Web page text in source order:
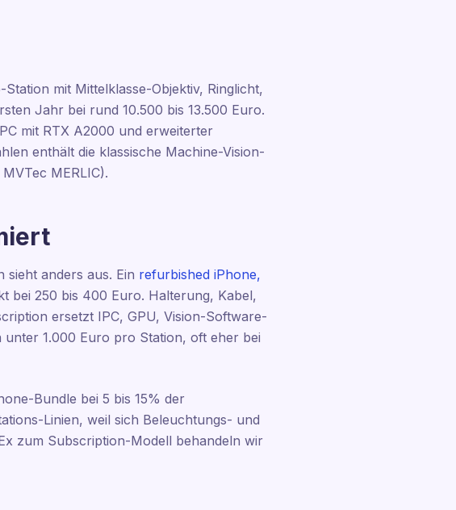
mit Mittelklasse-Objektiv, Ringlicht,
Jahr bei rund 10.500 bis 13.500 Euro.
mit RTX A2000 und erweiterter
enthält die klassische Machine-Vision-
MERLIC).
sieht anders aus. Ein refurbished iPhone,
bei 250 bis 400 Euro. Halterung, Kabel,
ersetzt IPC, GPU, Vision-Software-
1.000 Euro pro Station, oft eher bei
Bundle bei 5 bis 15% der
Linien, weil sich Beleuchtungs- und
zum Subscription-Modell behandeln wir